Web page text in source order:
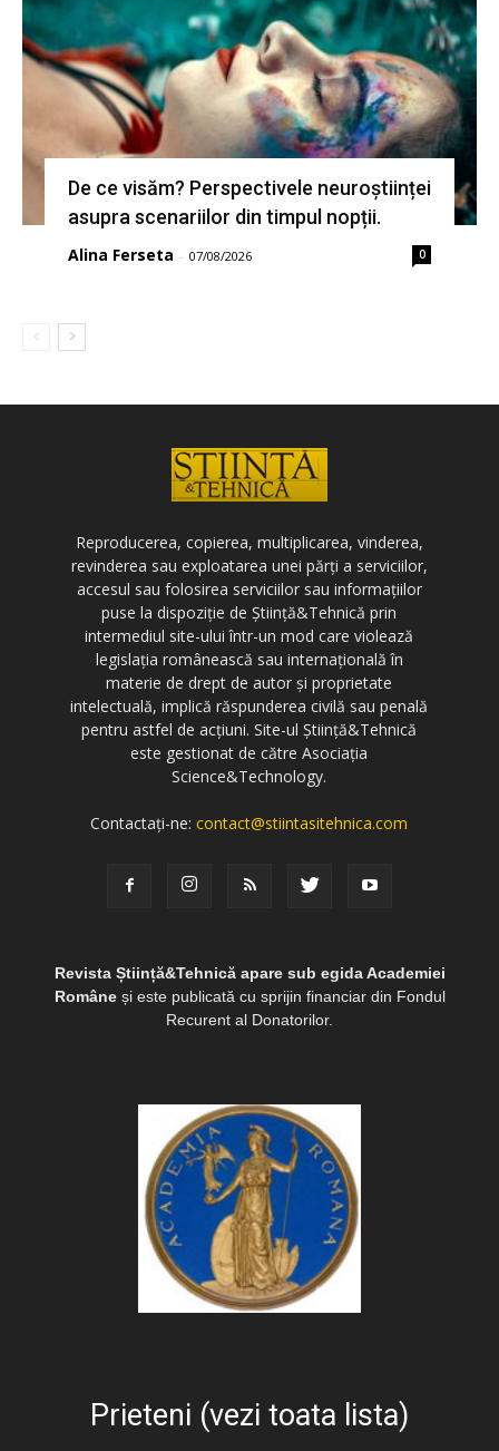
De ce visăm? Perspectivele neuroștiinței
asupra scenariilor din timpul nopții.
Alina Ferseta - 07/08/2026 0
Reproducerea, copierea, multiplicarea, vinderea,
revinderea sau exploatarea unei părți a serviciilor,
accesul sau folosirea serviciilor sau informațiilor
puse la dispoziție de Știință&Tehnică prin
intermediul site-ului într-un mod care violează
legislația românească sau internațională în
materie de drept de autor și proprietate
intelectuală, implică răspunderea civilă sau penală
pentru astfel de acțiuni. Site-ul Știință&Tehnică
este gestionat de către Asociația
Science&Technology.
Contactați-ne:contact@stiintasitehnica.com
Revista Știință&Tehnică apare sub egida Academiei
Româneși este publicată cu sprijin financiar din Fondul
Recurent al Donatorilor.
Prieteni (vezi toata lista)